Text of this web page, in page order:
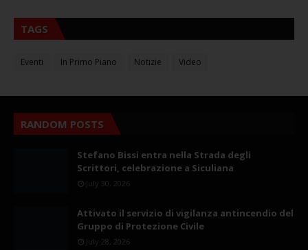
TAGS
Eventi In Primo Piano Notizie Video
RANDOM POSTS
Stefano Bissi entra nella Strada degli
Scrittori, celebrazione a Siculiana
July 30, 2026
Attivato il servizio di vigilanza antincendio del
Gruppo di Protezione Civile
July 28, 2026